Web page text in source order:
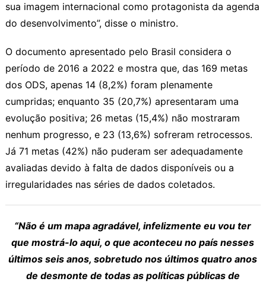
sua imagem internacional como protagonista da agenda
do desenvolvimento”, disse o ministro.
O documento apresentado pelo Brasil considera o
período de 2016 a 2022 e mostra que, das 169 metas
dos ODS, apenas 14 (8,2%) foram plenamente
cumpridas; enquanto 35 (20,7%) apresentaram uma
evolução positiva; 26 metas (15,4%) não mostraram
nenhum progresso, e 23 (13,6%) sofreram retrocessos.
Já 71 metas (42%) não puderam ser adequadamente
avaliadas devido à falta de dados disponíveis ou a
irregularidades nas séries de dados coletados.
“Não é um mapa agradável, infelizmente eu vou ter
que mostrá-lo aqui, o que aconteceu no país nesses
últimos seis anos, sobretudo nos últimos quatro anos
de desmonte de todas as políticas públicas de